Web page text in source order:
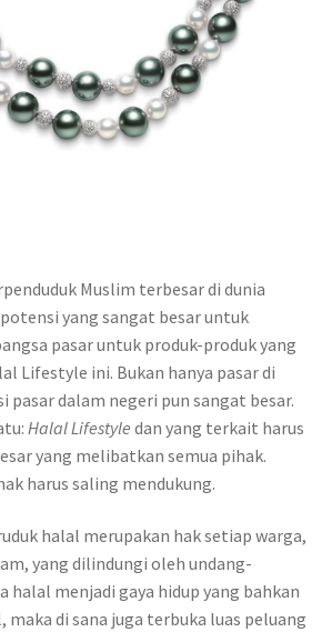
Muslim terbesar di dunia
yang sangat besar untuk
pasar untuk produk-produk yang
Lifestyle ini. Bukan hanya pasar di
pasar dalam negeri pun sangat besar.
Halal Lifestyle dan yang terkait harus
yang melibatkan semua pihak.
harus saling mendukung.
halal merupakan hak setiap warga,
yang dilindungi oleh undang-
halal menjadi gaya hidup yang bahkan
maka di sana juga terbuka luas peluang